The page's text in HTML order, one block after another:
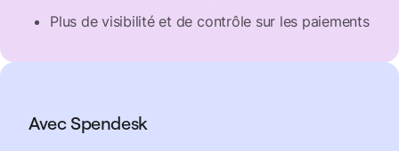
Plus de visibilité et de contrôle sur les paiements
Avec Spendesk